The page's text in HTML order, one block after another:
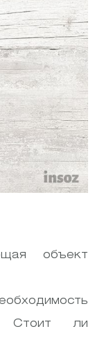
объект
Стоит ли